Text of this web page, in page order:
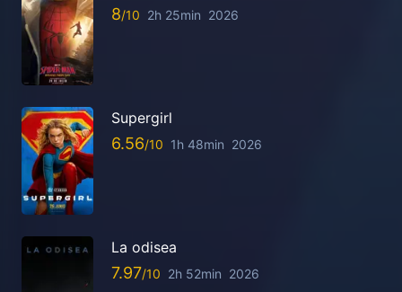
8 2h 25min 2026
Supergirl
6.56 1h 48min 2026
La odisea
7.97 2h 52min 2026